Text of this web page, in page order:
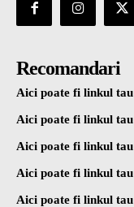
Recomandari
Aici poate fi linkul tau
Aici poate fi linkul tau
Aici poate fi linkul tau
Aici poate fi linkul tau
Aici poate fi linkul tau